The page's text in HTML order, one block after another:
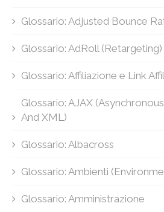
Glossario: Adjusted Bounce
Glossario: AdRoll (Retargeting)
Glossario: Affiliazione e Link
Glossario: AJAX
And XML)
Glossario: Albacross
Glossario: Ambienti
Glossario: Amministrazione